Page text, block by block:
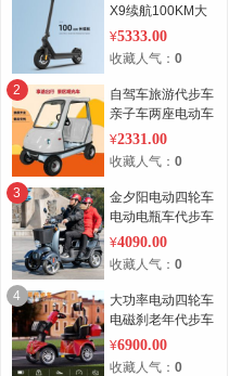
X9续航100KM大
功率折叠成人代步
10寸2轮
¥5333.00
收藏人气： 0
2
自驾车旅游代步车
亲子车两座电动车
四轮
¥2331.00
收藏人气： 0
3
金夕阳电动四轮车
电动电瓶车代步车
老年人电动车成人
家用接送孩子
¥4090.00
收藏人气： 0
4
大功率电动四轮车
电磁刹老年代步车
多重减震座椅保护
脊椎舒适骑行
¥6900.00
收藏人气： 0